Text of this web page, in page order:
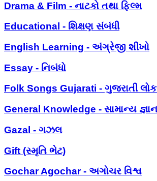
Drama & Film - નાટકો તથા ફિલ્મ
Educational - શિક્ષણ સંબંધી
English Learning - અંગ્રેજી શીખો
Essay - નિબંધો
Folk Songs Gujarati - ગુજરાતી
General Knowledge - સામાન્ય જ્ઞાન
Gazal - ગઝલ
Gift (સ્મૃતિ ભેટ)
Gochar Agochar - અગોચર વિશ્વ